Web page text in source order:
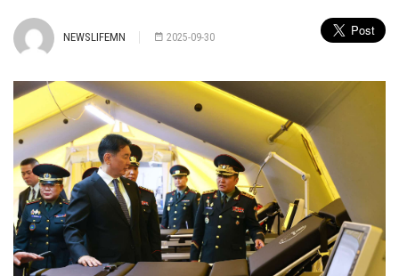
NEWSLIFEMN 2025-09-30